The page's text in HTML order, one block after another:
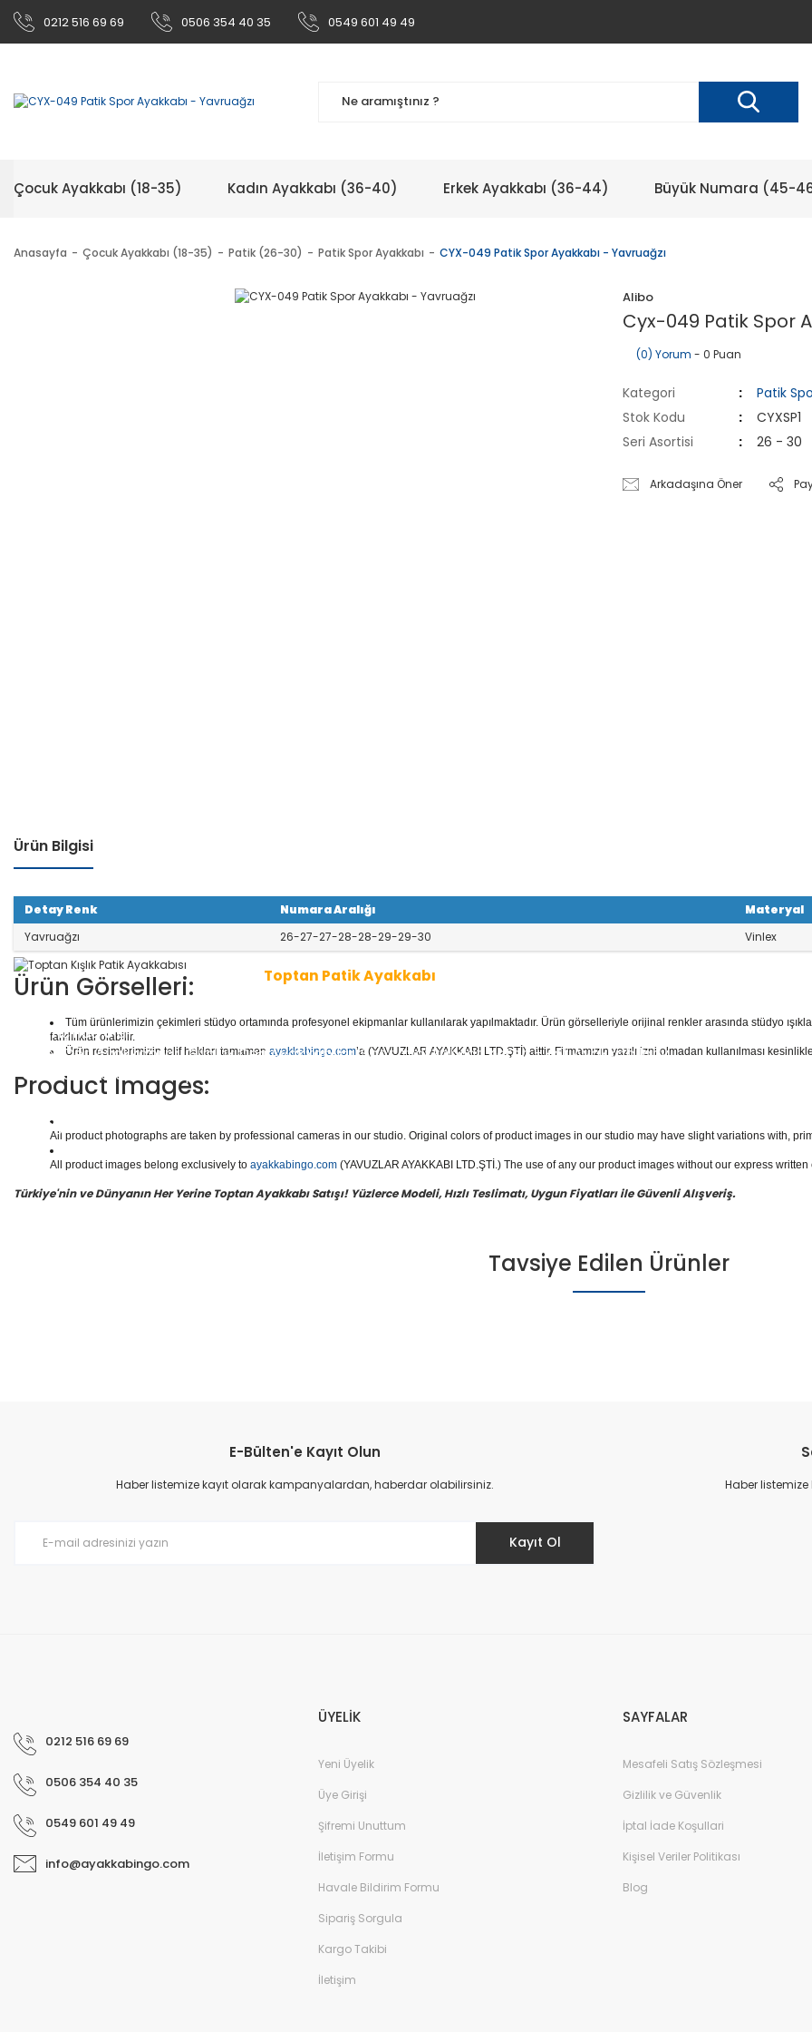
0212 516 69 69 0506 354 40 35 0549 601 49 49
Çocuk Ayakkabı (18-35) Kadın Ayakkabı (36-40) Erkek Ayakkabı (36-44) Büyük Numara (45-
Anasayfa Çocuk Ayakkabı (18-35) Patik (26-30) Patik Spor Ayakkabı CYX-049 Patik Spor Ayakkabı - Yavruağzı
Alibo
Cyx-049 Patik Spor
(0) Yorum - 0 Puan
Kategori
Patik
Stok Kodu
CYXSP1
Seri Asortisi
26 - 30
Arkadaşına Öner
Ürün Bilgisi
Detay Renk Numara Aralığı
Materyal
Yavruağzı
26-27-27-28-28-29-29-30 Vinlex
Toptan Patik Ayakkabı
1 seri içinde8çift ayakkabı bulunur. Toptan Patik Ayakkabı
kategorisinde; Botlar, Çizmeler, K
aliteli Deri Ayakkabılar, Günlük Deri Ayakkabılar, Spor Ayakkabılar, Keten - Kot Ayakkabılar v
e daha binlerce model patik ayakkabı mevcuttur.
Yüzlerce modeli, hızlı teslimatı, uygun
n doğru adresi Yavuzlar Ayakkabı!
Ürün Görselleri:
Tüm ürünlerimizin çekimleri stüdyo ortamında profesyonel ekipmanlar kullanılarak yapılmaktadır. Ürün görselleriyle orijinal renkler arasında stüdyo
farklılıklar olabilir.
Ürün resimlerimizin telif hakları tamamen ayakkabingo.com’a (YAVUZLAR AYAKKABI LTD.ŞTİ) aittir. Firmamızın yazılı izni olmadan kullanılması
Product Images:
All product photographs are taken by professional cameras in our studio. Original colors of product images in our studio may have slight variations with,
All product images belong exclusively to ayakkabingo.com (YAVUZLAR AYAKKABI LTD.ŞTİ.) The use of any our product images without our express
Türkiye'nin ve Dünyanın Her Yerine Toptan Ayakkabı Satışı! Yüzlerce Modeli, Hızlı Teslimatı, Uygun Fiyatları ile Güvenli Alışveriş.
Tavsiye Edilen Ürünler
Cyx-049 Patik Spor Ayakkabı - Gri
Cyx-049 Patik Spor Ayakkabı - Pembe
E-Bülten'e Kayıt Olun
Haber listemize kayıt olarak kampanyalardan, haberdar olabilirsiniz.
Kayıt Ol
Haber
0212 516 69 69
0506 354 40 35
0549 601 49 49
info@ayakkabingo.com
ÜYELİK
Yeni Üyelik
Üye Girişi
Şifremi Unuttum
İletişim Formu
Havale Bildirim Formu
Sipariş Sorgula
Kargo Takibi
İletişim
SAYFALAR
Mesafeli Satış Sözleşmesi
Gizlilik ve Güvenlik
İptal İade Koşullari
Kişisel Veriler Politikası
Blog